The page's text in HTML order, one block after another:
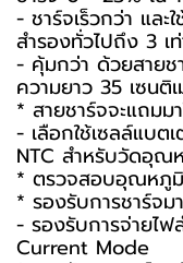
- ชาร์จเร็วกว่า และ
สำรองทั่วไปถึง 3 เ
- คุ้มกว่า ด้วยสาย
ความยาว 35 เซนติ
* สายชาร์จจะแถมม
- เลือกใช้เซลล์แบ
NTC สำหรับวัดอุณ
* ตรวจสอบอุณหภู
* รองรับการชาร์จ
- รองรับการจ่ายไ
Current Mode